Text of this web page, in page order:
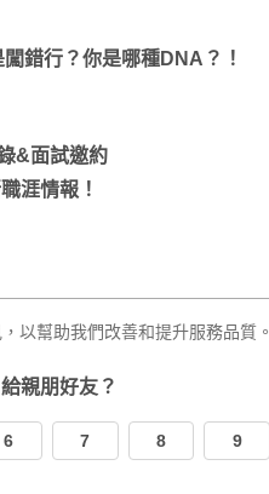
錯行？你是哪種DNA？！
&面試邀約
涯情報！
以幫助我們改善和提升服務品質。
親朋好友？
6 7 8 9